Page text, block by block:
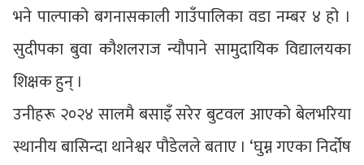
भने पाल्पाको बगनासकाली गाउँपालिका वडा नम्बर ४ हो ।
सुदीपका बुवा कौशलराज न्यौपाने सामुदायिक विद्यालयका
शिक्षक हुन् ।
उनीहरू २०२४ सालमै बसाइँ सरेर बुटवल आएको बेलभरिया
स्थानीय बासिन्दा थानेश्वर पौडेलले बताए । ‘घुम्न गएका निर्दोष